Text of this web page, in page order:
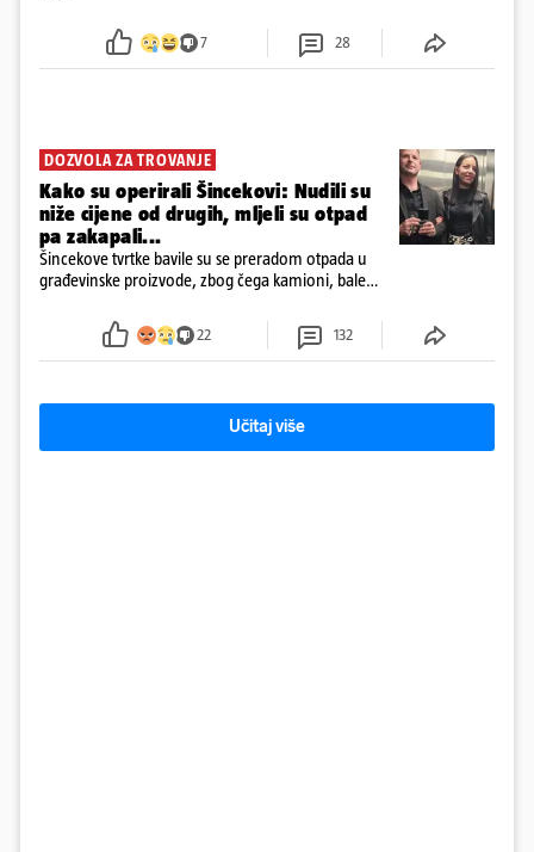
7 28
DOZVOLA ZA TROVANJE
Kako su operirali Šincekovi: Nudili su
niže cijene od drugih, mljeli su otpad
pa zakapali...
Šincekove tvrtke bavile su se preradom otpada u
građevinske proizvode, zbog čega kamioni, bale
22 132
Učitaj više